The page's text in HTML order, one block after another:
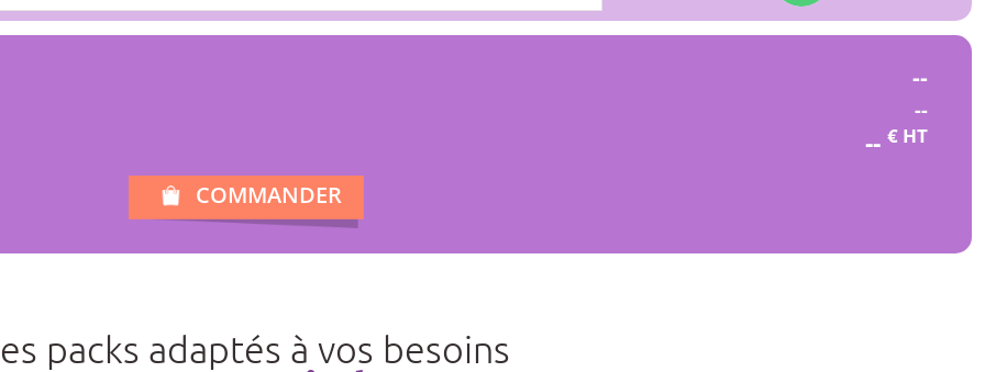
--
--
-- € HT
COMMANDER
packs adaptés à vos besoins